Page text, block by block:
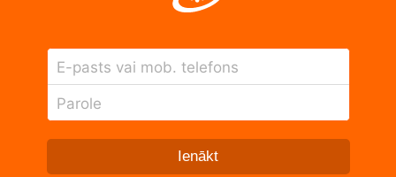
E-pasts vai mob. telefons
Parole
Ienākt